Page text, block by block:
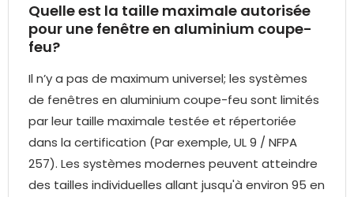
Quelle est la taille maximale autorisée
pour une fenêtre en aluminium coupe-
feu?
Il n’y a pas de maximum universel; les systèmes
de fenêtres en aluminium coupe-feu sont limités
par leur taille maximale testée et répertoriée
dans la certification (Par exemple, UL 9 / NFPA
257). Les systèmes modernes peuvent atteindre
des tailles individuelles allant jusqu'à environ 95 en